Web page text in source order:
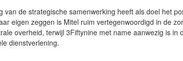
van de strategische samenwerking heeft als doel het
eigen zeggen is Mitel ruim vertegenwoordigd in de
overheid, terwijl 3Fiftynine met name aanwezig is in
dienstverlening.